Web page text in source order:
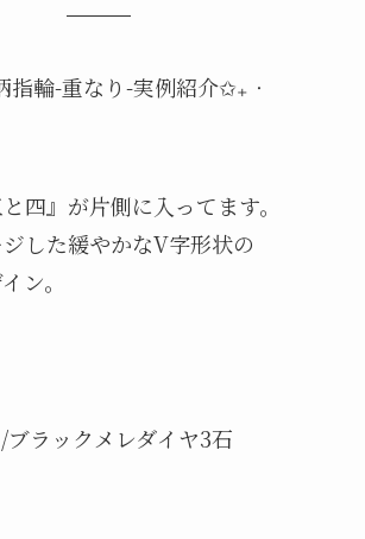
輪-重なり-実例紹介✩₊‧
四』が片側に入ってます。
した緩やかなV字形状の
ン。
ラックメレダイヤ3石